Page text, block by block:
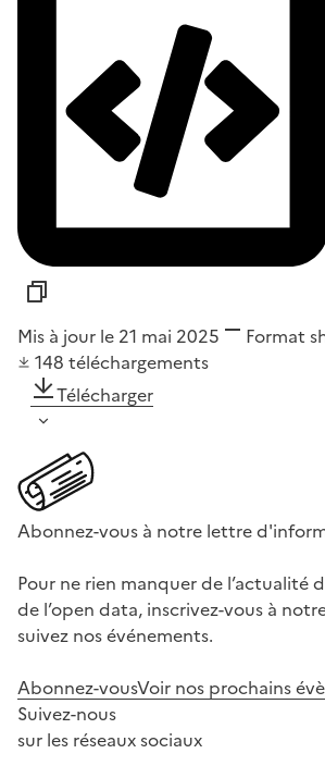
Mis à jour le 21 mai 2025 Format
148 téléchargements
Télécharger
Abonnez-vous à notre lettre
Pour ne rien manquer de l’actualité
de l’open data, inscrivez-vous à
suivez nos événements.
Abonnez-vousVoir nos prochains
Suivez-nous
sur les réseaux sociaux